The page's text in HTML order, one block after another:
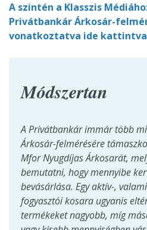
A szintén a Klasszis
Privátbankár Árkosár-
vonatkoztatva ide kattintva
Módszertan
A Privátbankár immár több
Árkosár-felmérésére
Mfor Nyugdíjas Árkosarát,
bemutatni, hogy mennyibe
bevásárlása. Egy aktív-,
fogyasztói kosara ugyanis
termékeket nagyobb, míg